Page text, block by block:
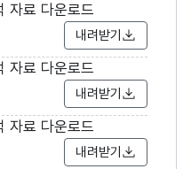
자료 다운로드
내려받기
자료 다운로드
내려받기
자료 다운로드
내려받기